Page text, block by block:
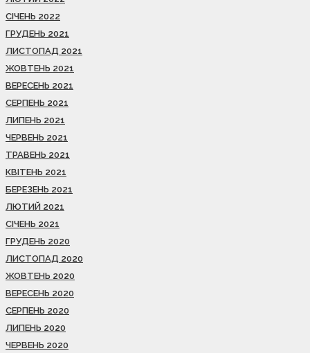
СІЧЕНЬ 2022
ГРУДЕНЬ 2021
ЛИСТОПАД 2021
ЖОВТЕНЬ 2021
ВЕРЕСЕНЬ 2021
СЕРПЕНЬ 2021
ЛИПЕНЬ 2021
ЧЕРВЕНЬ 2021
ТРАВЕНЬ 2021
КВІТЕНЬ 2021
БЕРЕЗЕНЬ 2021
ЛЮТИЙ 2021
СІЧЕНЬ 2021
ГРУДЕНЬ 2020
ЛИСТОПАД 2020
ЖОВТЕНЬ 2020
ВЕРЕСЕНЬ 2020
СЕРПЕНЬ 2020
ЛИПЕНЬ 2020
ЧЕРВЕНЬ 2020